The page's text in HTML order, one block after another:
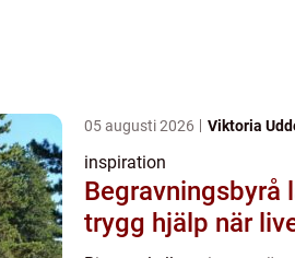
05 augusti 2026 Viktoria
inspiration
Begravningsbyrå
trygg hjälp när